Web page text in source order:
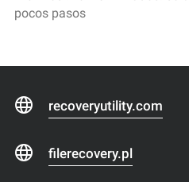
pocos pasos
recoveryutility.com
filerecovery.pl